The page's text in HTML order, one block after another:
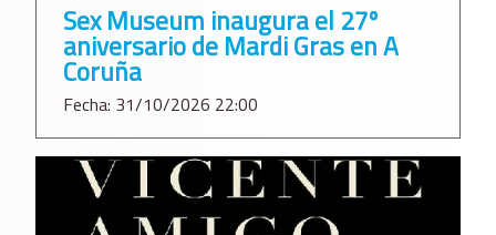
Sex Museum inaugura el 27º
aniversario de Mardi Gras en A
Coruña
Fecha: 31/10/2026 22:00